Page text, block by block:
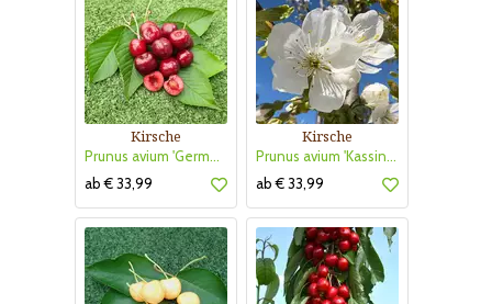
Kirsche
Prunus avium 'Germersdorfer Riesenkirsche'
ab € 33,99
Kirsche
Prunus avium 'Kassins Frühe Herzkirsche'
ab € 33,99